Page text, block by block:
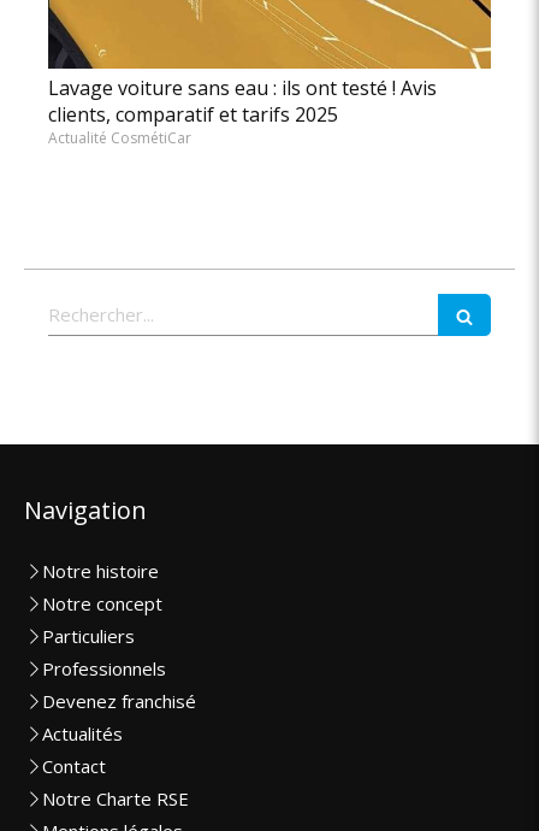
Lavage voiture sans eau : ils ont testé ! Avis
clients, comparatif et tarifs 2025
Actualité CosmétiCar
Rechercher
Navigation
Notre histoire
Notre concept
Particuliers
Professionnels
Devenez franchisé
Actualités
Contact
Notre Charte RSE